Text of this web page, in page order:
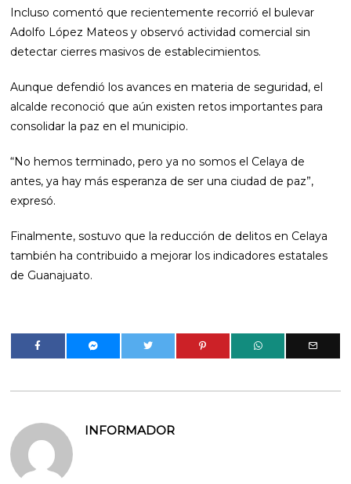
Incluso comentó que recientemente recorrió el bulevar
Adolfo López Mateos y observó actividad comercial sin
detectar cierres masivos de establecimientos.
Aunque defendió los avances en materia de seguridad, el
alcalde reconoció que aún existen retos importantes para
consolidar la paz en el municipio.
“No hemos terminado, pero ya no somos el Celaya de
antes, ya hay más esperanza de ser una ciudad de paz”,
expresó.
Finalmente, sostuvo que la reducción de delitos en Celaya
también ha contribuido a mejorar los indicadores estatales
de Guanajuato.
INFORMADOR